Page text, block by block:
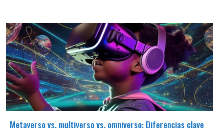
Metaverso vs. multiverso vs. omniverso: Diferencias clave